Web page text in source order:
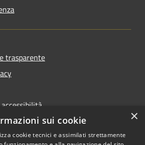
trasparente
×
sui cookie
cookie tecnici e assimilati strettamente